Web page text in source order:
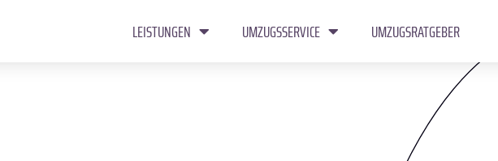
LEISTUNGEN UMZUGSSERVICE UMZUGSRATGEBER